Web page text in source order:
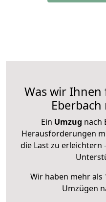
Was wir
Ein Umzug nach
Herausforderungen
die Last zu erleichtern
Wir haben mehr als
Umzügen